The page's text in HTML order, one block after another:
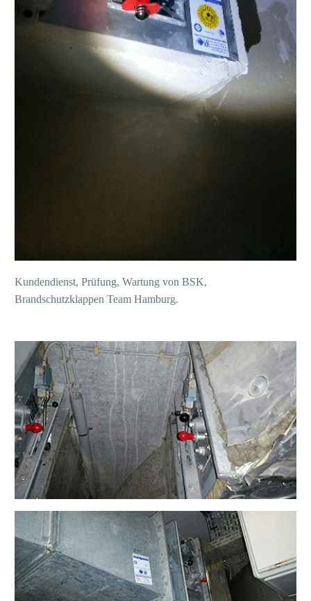
Kundendienst, Prüfung, Wartung von BSK,
Brandschutzklappen Team Hamburg.